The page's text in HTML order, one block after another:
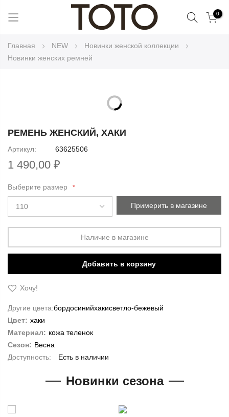
Поиск0
Главная NEW
Новинки женской коллекции
Новинки женских ремней
end
of
the
gallery
to
beginning
of
images
gallery
РЕМЕНЬ ЖЕНСКИЙ, ХАКИ
Артикул 63625506
1 490,00 ₽
Выберите размер
Примерить в магазине
Наличие в магазине
Добавить в корзину
Хочу!
Другие цвета:бордосинийхакисветло-бежевый
Цвет: хаки
Материал: кожа теленок
Сезон: Весна
Есть в наличии
Новинки сезона